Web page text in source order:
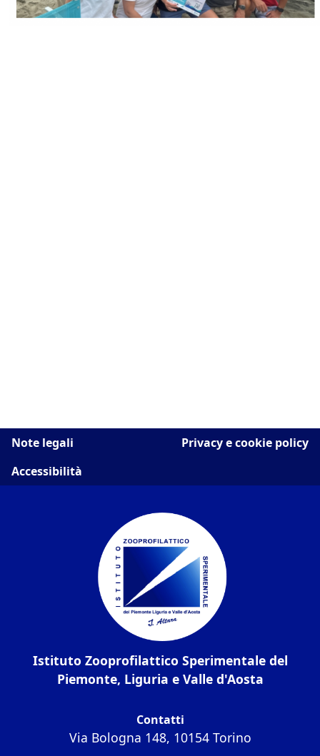
Note legali
Privacy e cookie policy
Accessibilità
Istituto Zooprofilattico Sperimentale del
Piemonte, Liguria e Valle d'Aosta
Contatti
Via Bologna 148, 10154 Torino